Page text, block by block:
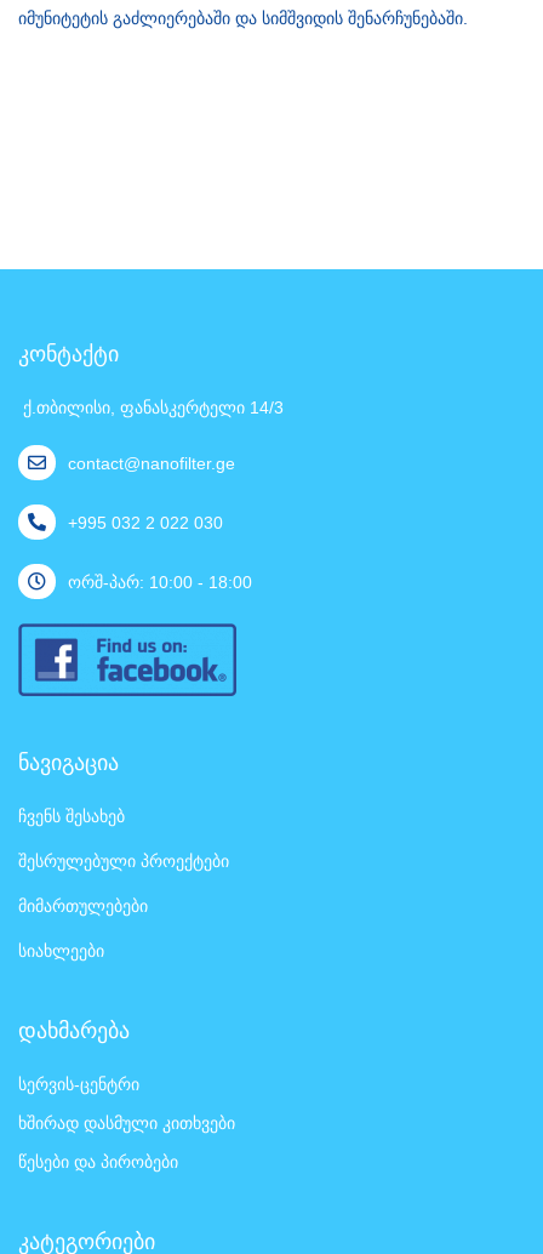
იმუნიტეტის გაძლიერებაში და სიმშვიდის შენარჩუნებაში.
კონტაქტი
ქ.თბილისი, ფანასკერტელი 14/3
contact@nanofilter.ge
+995 032 2 022 030
ორშ-პარ: 10:00 - 18:00
ნავიგაცია
ჩვენს შესახებ
შესრულებული პროექტები
მიმართულებები
სიახლეები
დახმარება
სერვის-ცენტრი
ხშირად დასმული კითხვები
წესები და პირობები
კატეგორიები